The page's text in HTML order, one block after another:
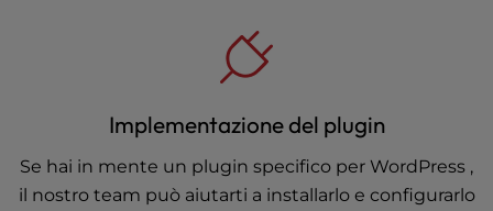
Implementazione del plugin
Se hai in mente un plugin specifico per WordPress ,
il nostro team può aiutarti a installarlo e configurarlo